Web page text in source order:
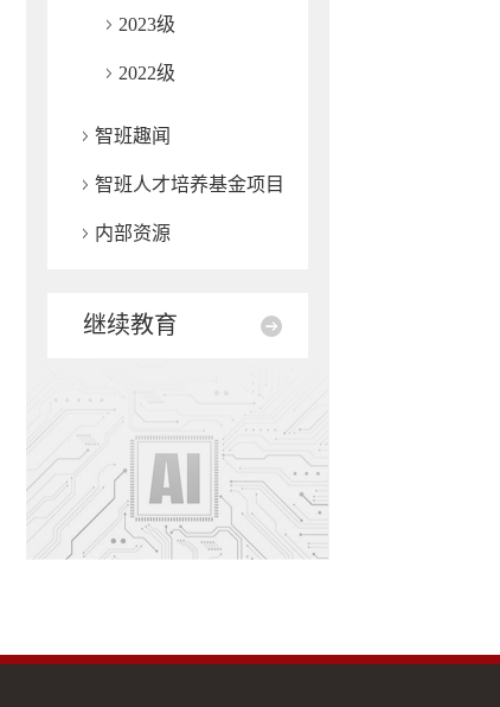
2023级
2022级
智班趣闻
智班人才培养基金项目
内部资源
继续教育